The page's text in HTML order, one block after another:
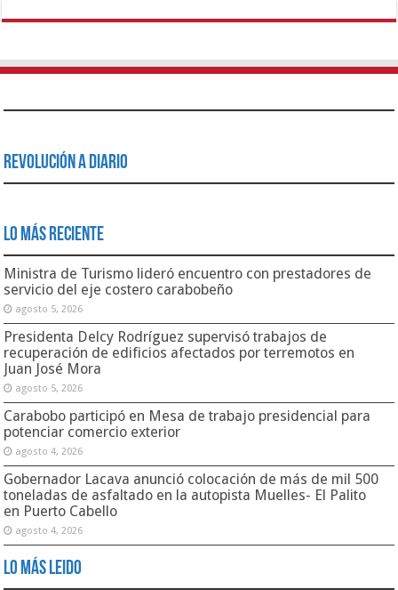
Revolución a Diario
Lo Más Reciente
Ministra de Turismo lideró encuentro con prestadores de
servicio del eje costero carabobeño
agosto 5, 2026
Presidenta Delcy Rodríguez supervisó trabajos de
recuperación de edificios afectados por terremotos en
Juan José Mora
agosto 5, 2026
Carabobo participó en Mesa de trabajo presidencial para
potenciar comercio exterior
agosto 4, 2026
Gobernador Lacava anunció colocación de más de mil 500
toneladas de asfaltado en la autopista Muelles- El Palito
en Puerto Cabello
agosto 4, 2026
Lo Más Leido